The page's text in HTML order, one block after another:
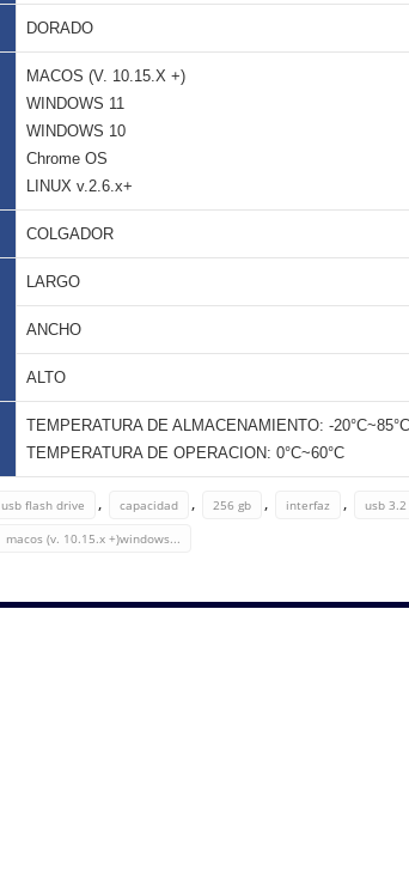
DORADO
MACOS (V. 10.15.X +)
WINDOWS 11
WINDOWS 10
Chrome OS
LINUX v.2.6.x+
COLGADOR
LARGO
ANCHO
ALTO
TEMPERATURA DE ALMACENAMIENTO: -20°C~85°C
TEMPERATURA DE OPERACION: 0°C~60°C
usb flash drive , capacidad , 256 gb , interfaz , usb
macos (v. 10.15.x +)windows...